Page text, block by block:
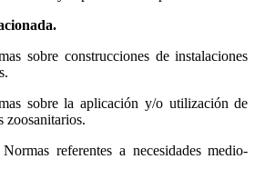
sobre construcciones de instalaciones
sobre la aplicación y/o utilización de
zoosanitarios.
referentes a necesidades medio-